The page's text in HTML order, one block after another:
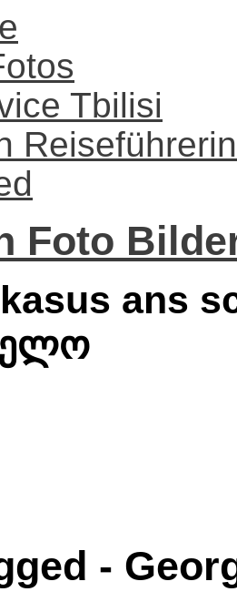
Tbilisi
Reiseführerin
Foto
ans
-